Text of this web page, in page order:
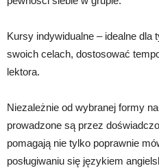
Kursy indywidualne – idealne
swoich celach, dostosować
lektora.
Niezależnie od wybranej formy
prowadzone są przez
pomagają nie tylko poprawnie
posługiwaniu się językiem